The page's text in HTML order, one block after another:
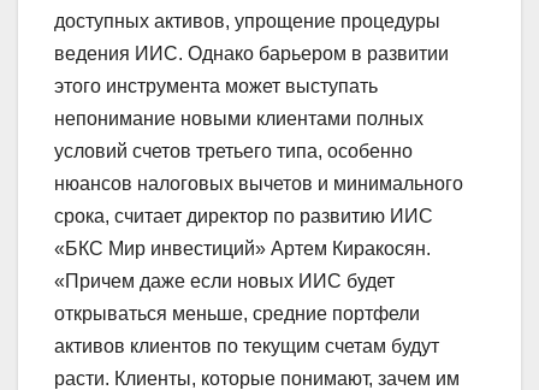
доступных активов, упрощение процедуры
ведения ИИС. Однако барьером в развитии
этого инструмента может выступать
непонимание новыми клиентами полных
условий счетов третьего типа, особенно
нюансов налоговых вычетов и минимального
срока, считает директор по развитию ИИС
«БКС Мир инвестиций» Артем Киракосян.
«Причем даже если новых ИИС будет
открываться меньше, средние портфели
активов клиентов по текущим счетам будут
расти. Клиенты, которые понимают, зачем им